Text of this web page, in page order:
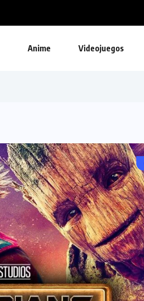
Anime Videojuegos